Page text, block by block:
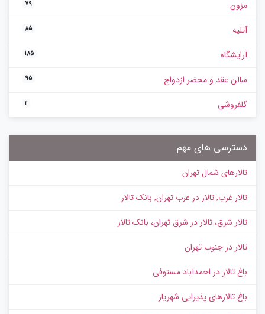
مزون 79
آتلیه 85
آرایشگاه 185
سالن عقد و محضر ازدواج 95
گلفروشی 2
دسترسی های مهم
تالارهای شمال تهران
تالار غرب, تالار در غرب تهران, بانک تالار
تالار شرق، تالار در شرق تهران، بانک تالار
تالار در جنوب تهران
باغ تالار در احمدآباد مستوفی
باغ تالارهای پذیرایی شهریار